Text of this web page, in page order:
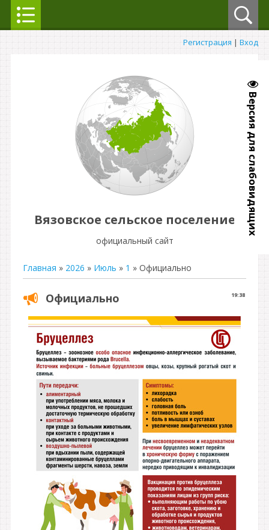
Версия для слабовидящих
Регистрация | Вход
Вязовское сельское поселение
официальный сайт
Главная » 2026 » Июль » 1 » Официально
19:38
Официально